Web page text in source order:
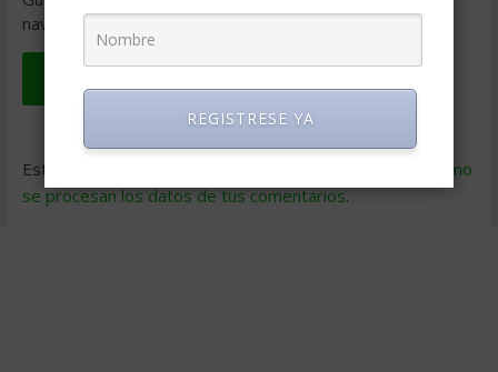
navegador para la próxima vez que comente.
Este sitio usa Akismet para reducir el spam.
Aprende cómo
se procesan los datos de tus comentarios.
REGISTRESE YA